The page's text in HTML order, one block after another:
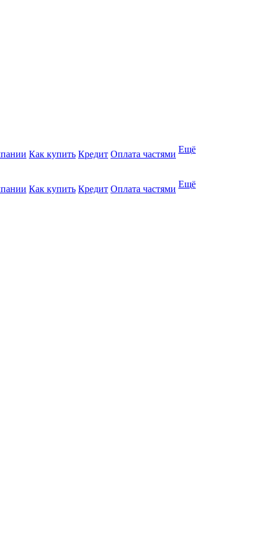
Как купить Кредит Оплата частями Ещё
Как купить Кредит Оплата частями Ещё